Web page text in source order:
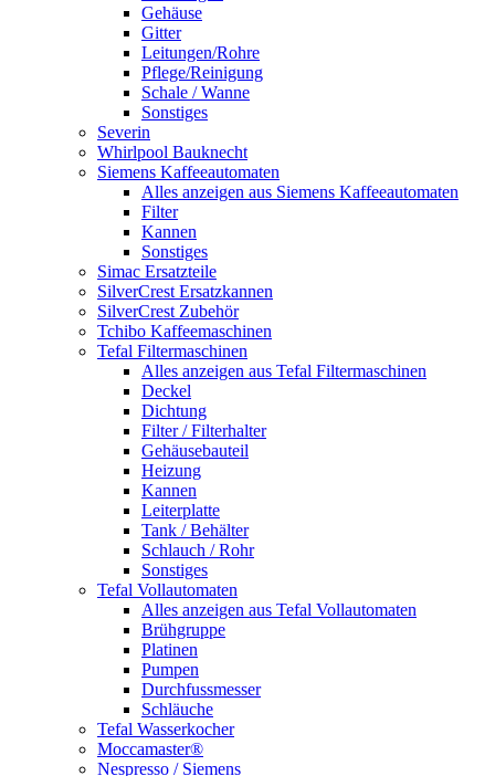
Gehäuse
Gitter
Leitungen/Rohre
Pflege/Reinigung
Schale / Wanne
Sonstiges
Severin
Whirlpool Bauknecht
Siemens Kaffeeautomaten
Alles anzeigen aus Siemens Kaffeeautomaten
Filter
Kannen
Sonstiges
Simac Ersatzteile
SilverCrest Ersatzkannen
SilverCrest Zubehör
Tchibo Kaffeemaschinen
Tefal Filtermaschinen
Alles anzeigen aus Tefal Filtermaschinen
Deckel
Dichtung
Filter / Filterhalter
Gehäusebauteil
Heizung
Kannen
Leiterplatte
Tank / Behälter
Schlauch / Rohr
Sonstiges
Tefal Vollautomaten
Alles anzeigen aus Tefal Vollautomaten
Brühgruppe
Platinen
Pumpen
Durchfussmesser
Schläuche
Tefal Wasserkocher
Moccamaster®
Nespresso / Siemens